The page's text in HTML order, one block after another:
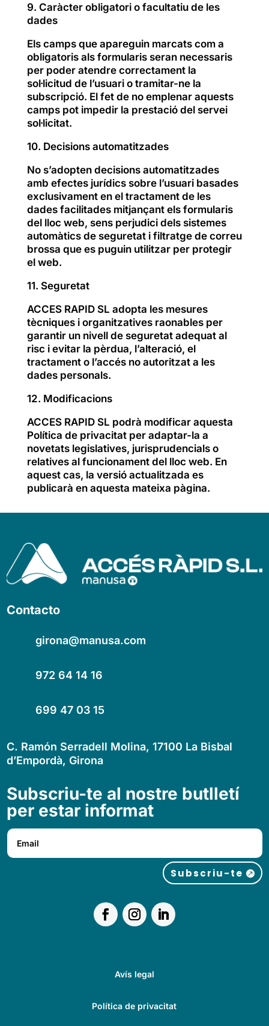
9. Caràcter obligatori o facultatiu de les
dades
Els camps que apareguin marcats com a
obligatoris als formularis seran necessaris
per poder atendre correctament la
sol·licitud de l’usuari o tramitar-ne la
subscripció. El fet de no emplenar aquests
camps pot impedir la prestació del servei
sol·licitat.
10. Decisions automatitzades
No s’adopten decisions automatitzades
amb efectes jurídics sobre l’usuari basades
exclusivament en el tractament de les
dades facilitades mitjançant els formularis
del lloc web, sens perjudici dels sistemes
automàtics de seguretat i filtratge de correu
brossa que es puguin utilitzar per protegir
el web.
11. Seguretat
ACCES RAPID SL adopta les mesures
tècniques i organitzatives raonables per
garantir un nivell de seguretat adequat al
risc i evitar la pèrdua, l’alteració, el
tractament o l’accés no autoritzat a les
dades personals.
12. Modificacions
ACCES RAPID SL podrà modificar aquesta
Política de privacitat per adaptar-la a
novetats legislatives, jurisprudencials o
relatives al funcionament del lloc web. En
aquest cas, la versió actualitzada es
publicarà en aquesta mateixa pàgina.
Contacto
girona@manusa.com
972 64 14 16
699 47 03 15
C. Ramón Serradell Molina, 17100 La Bisbal
d’Empordà, Girona
Subscriu-te al nostre butlletí
per estar informat
Subscriu-te
Avís legal
Política de privacitat